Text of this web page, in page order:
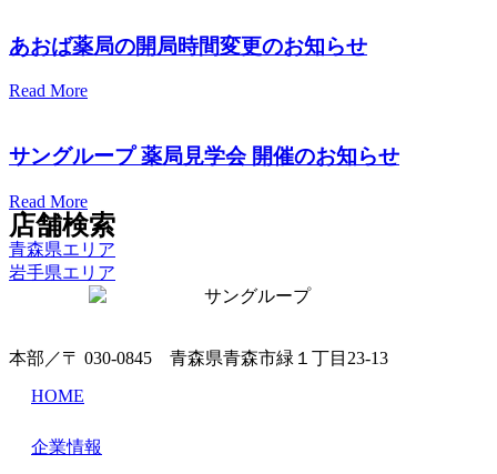
あおば薬局の開局時間変更のお知らせ
Read More
サングループ 薬局見学会 開催のお知らせ
Read More
店舗検索
青森県エリア
岩手県エリア
本部／〒 030-0845 青森県青森市緑１丁目23-13
HOME
企業情報